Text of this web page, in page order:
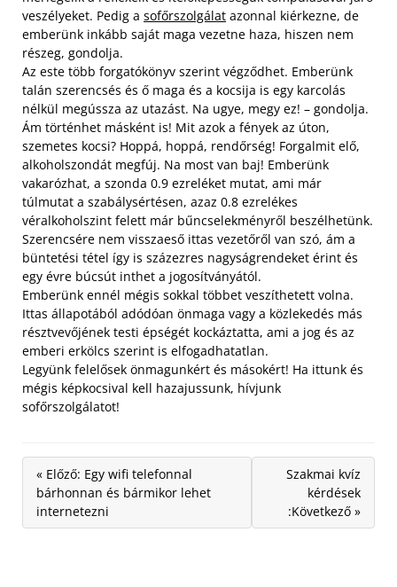
veszélyeket. Pedig a sofőrszolgálat azonnal kiérkezne, de
emberünk inkább saját maga vezetne haza, hiszen nem
részeg, gondolja.
Az este több forgatókönyv szerint végződhet. Emberünk
talán szerencsés és ő maga és a kocsija is egy karcolás
nélkül megússza az utazást. Na ugye, megy ez! – gondolja.
Ám történhet másként is! Mit azok a fények az úton,
szemetes kocsi? Hoppá, hoppá, rendőrség! Forgalmit elő,
alkoholszondát megfúj. Na most van baj! Emberünk
vakarózhat, a szonda 0.9 ezreléket mutat, ami már
túlmutat a szabálysértésen, azaz 0.8 ezrelékes
véralkoholszint felett már bűncselekményről beszélhetünk.
Szerencsére nem visszaeső ittas vezetőről van szó, ám a
büntetési tétel így is százezres nagyságrendeket érint és
egy évre búcsút inthet a jogosítványától.
Emberünk ennél mégis sokkal többet veszíthetett volna.
Ittas állapotából adódóan önmaga vagy a közlekedés más
résztvevőjének testi épségét kockáztatta, ami a jog és az
emberi erkölcs szerint is elfogadhatatlan.
Legyünk felelősek önmagunkért és másokért! Ha ittunk és
mégis képkocsival kell hazajussunk, hívjunk
sofőrszolgálatot!
« Előző: Egy wifi telefonnal
bárhonnan és bármikor lehet
internetezni
Szakmai kvíz
kérdések
:Következő »